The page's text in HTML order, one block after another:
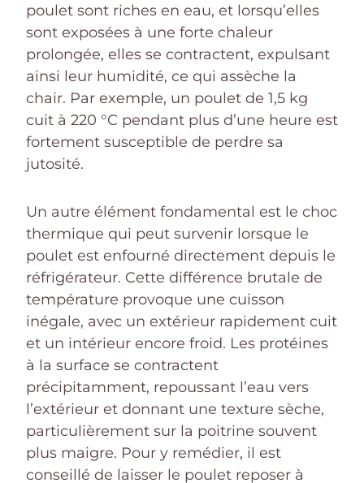
poulet sont riches en eau, et lorsqu’elles
sont exposées à une forte chaleur
prolongée, elles se contractent, expulsant
ainsi leur humidité, ce qui assèche la
chair. Par exemple, un poulet de 1,5 kg
cuit à 220 °C pendant plus d’une heure est
fortement susceptible de perdre sa
jutosité.
Un autre élément fondamental est le choc
thermique qui peut survenir lorsque le
poulet est enfourné directement depuis le
réfrigérateur. Cette différence brutale de
température provoque une cuisson
inégale, avec un extérieur rapidement cuit
et un intérieur encore froid. Les protéines
à la surface se contractent
précipitamment, repoussant l’eau vers
l’extérieur et donnant une texture sèche,
particulièrement sur la poitrine souvent
plus maigre. Pour y remédier, il est
conseillé de laisser le poulet reposer à